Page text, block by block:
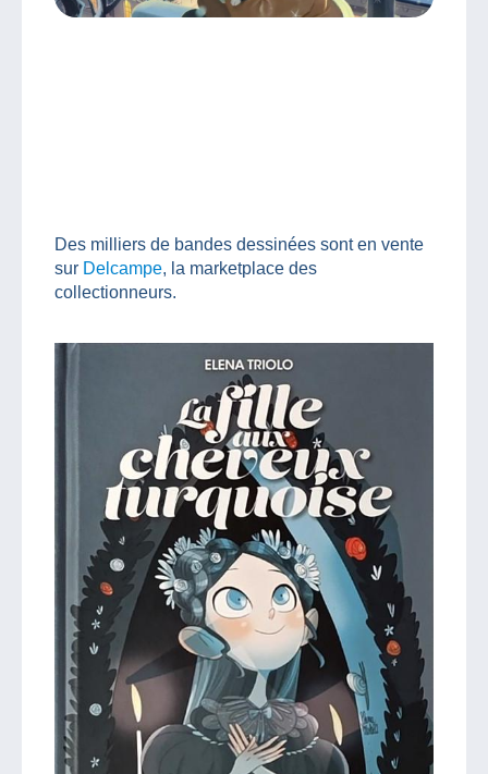
Des milliers de bandes dessinées sont en vente
sur Delcampe, la marketplace des
collectionneurs.